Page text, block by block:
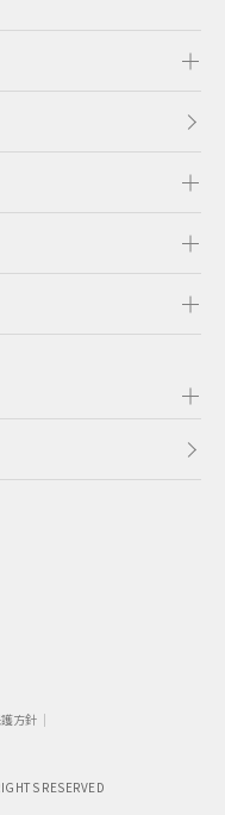
方針
RESERVED